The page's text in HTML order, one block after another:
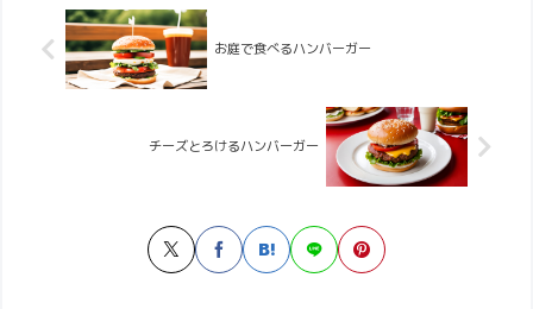
お庭で食べるハンバーガー
チーズとろけるハンバーガー